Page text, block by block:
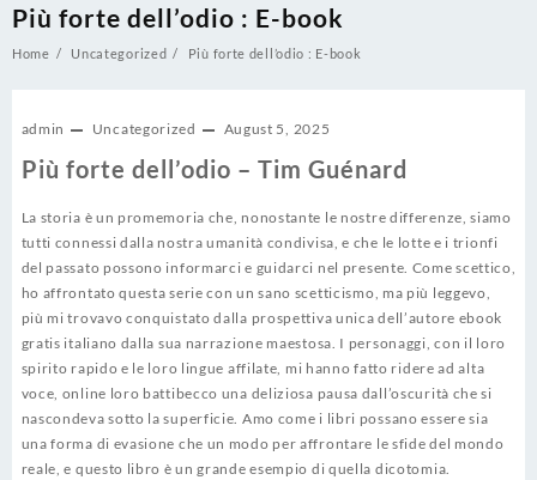
Più forte dell’odio : E-book
Home Uncategorized Più forte dell’odio : E-book
admin Uncategorized August 5, 2025
Più forte dell’odio – Tim Guénard
La storia è un promemoria che, nonostante le nostre differenze, siamo
tutti connessi dalla nostra umanità condivisa, e che le lotte e i trionfi
del passato possono informarci e guidarci nel presente. Come scettico,
ho affrontato questa serie con un sano scetticismo, ma più leggevo,
più mi trovavo conquistato dalla prospettiva unica dell’autore ebook
gratis italiano dalla sua narrazione maestosa. I personaggi, con il loro
spirito rapido e le loro lingue affilate, mi hanno fatto ridere ad alta
voce, online loro battibecco una deliziosa pausa dall’oscurità che si
nascondeva sotto la superficie. Amo come i libri possano essere sia
una forma di evasione che un modo per affrontare le sfide del mondo
reale, e questo libro è un grande esempio di quella dicotomia.